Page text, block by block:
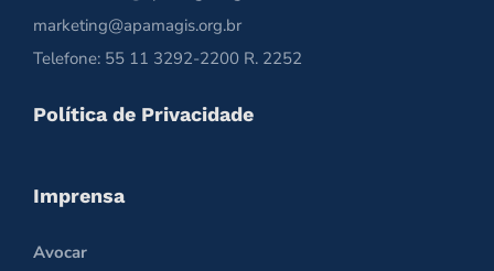
marketing@apamagis.org.br
Telefone: 55 11 3292-2200 R. 2252
Política de Privacidade
Imprensa
Avocar